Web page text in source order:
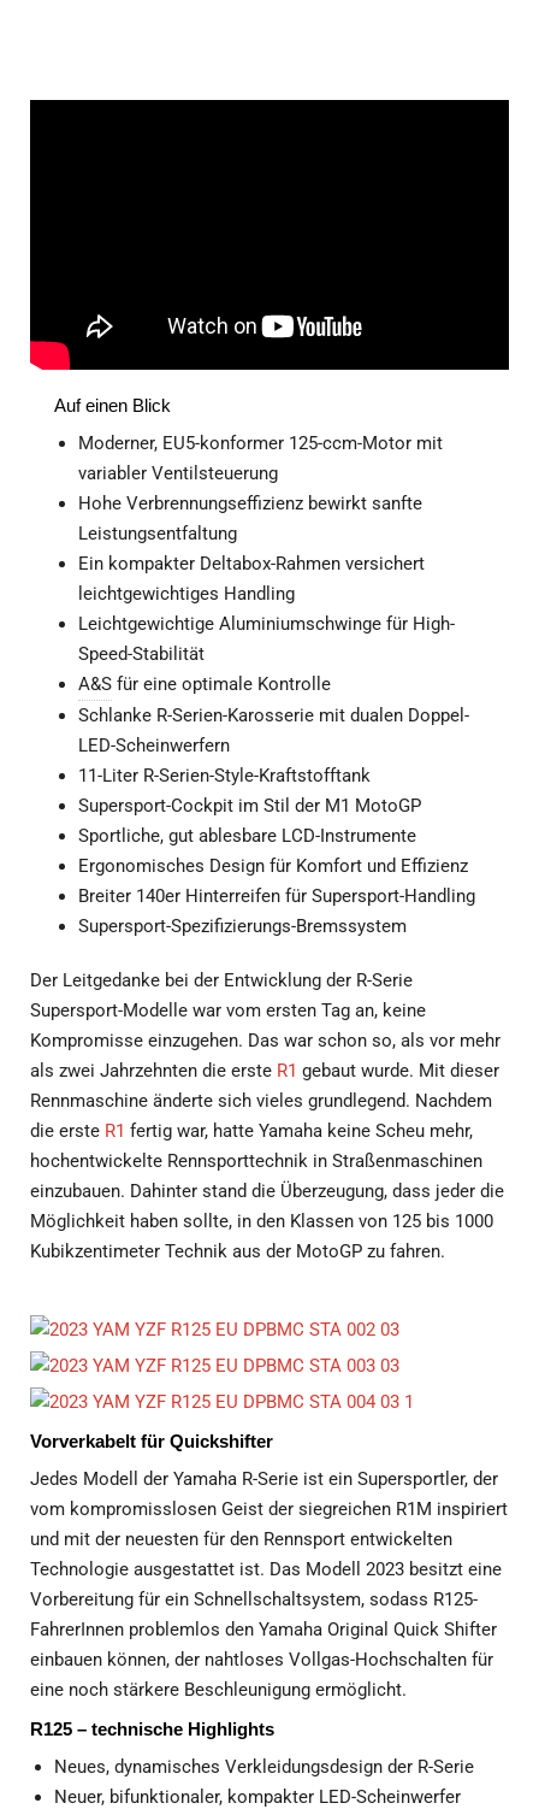
Auf einen Blick
Moderner, EU5-konformer 125-ccm-Motor mit
variabler Ventilsteuerung
Hohe Verbrennungseffizienz bewirkt sanfte
Leistungsentfaltung
Ein kompakter Deltabox-Rahmen versichert
leichtgewichtiges Handling
Leichtgewichtige Aluminiumschwinge für High-
Speed-Stabilität
A&S für eine optimale Kontrolle
Schlanke R-Serien-Karosserie mit dualen Doppel-
LED-Scheinwerfern
11-Liter R-Serien-Style-Kraftstofftank
Supersport-Cockpit im Stil der M1 MotoGP
Sportliche, gut ablesbare LCD-Instrumente
Ergonomisches Design für Komfort und Effizienz
Breiter 140er Hinterreifen für Supersport-Handling
Supersport-Spezifizierungs-Bremssystem
Der Leitgedanke bei der Entwicklung der R-Serie
Supersport-Modelle war vom ersten Tag an, keine
Kompromisse einzugehen. Das war schon so, als vor mehr
als zwei Jahrzehnten die erste R1 gebaut wurde. Mit dieser
Rennmaschine änderte sich vieles grundlegend. Nachdem
die erste R1 fertig war, hatte Yamaha keine Scheu mehr,
hochentwickelte Rennsporttechnik in Straßenmaschinen
einzubauen. Dahinter stand die Überzeugung, dass jeder die
Möglichkeit haben sollte, in den Klassen von 125 bis 1000
Kubikzentimeter Technik aus der MotoGP zu fahren.
Vorverkabelt für Quickshifter
Jedes Modell der Yamaha R-Serie ist ein Supersportler, der
vom kompromisslosen Geist der siegreichen R1M inspiriert
und mit der neuesten für den Rennsport entwickelten
Technologie ausgestattet ist. Das Modell 2023 besitzt eine
Vorbereitung für ein Schnellschaltsystem, sodass R125-
FahrerInnen problemlos den Yamaha Original Quick Shifter
einbauen können, der nahtloses Vollgas-Hochschalten für
eine noch stärkere Beschleunigung ermöglicht.
R125 – technische Highlights
Neues, dynamisches Verkleidungsdesign der R-Serie
Neuer, bifunktionaler, kompakter LED-Scheinwerfer